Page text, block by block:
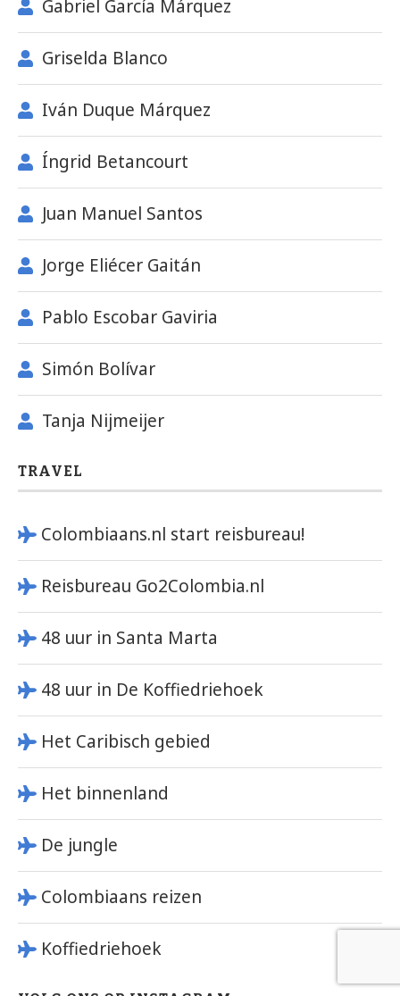
Gabriel García Márquez
Griselda Blanco
Iván Duque Márquez
Íngrid Betancourt
Juan Manuel Santos
Jorge Eliécer Gaitán
Pablo Escobar Gaviria
Simón Bolívar
Tanja Nijmeijer
TRAVEL
Colombiaans.nl start reisbureau!
Reisbureau Go2Colombia.nl
48 uur in Santa Marta
48 uur in De Koffiedriehoek
Het Caribisch gebied
Het binnenland
De jungle
Colombiaans reizen
Koffiedriehoek